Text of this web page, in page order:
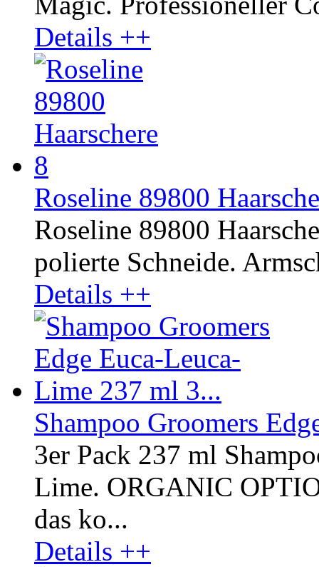
Details ++
Roseline 89800
Roseline 89800
polierte Schneide.
Details ++
Shampoo Groomers
3er Pack 237 ml
Lime. ORGANIC
das ko...
Details ++